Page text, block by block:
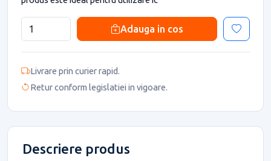
Adauga in cos
Livrare prin curier rapid.
Retur conform legislatiei in vigoare.
Descriere produs